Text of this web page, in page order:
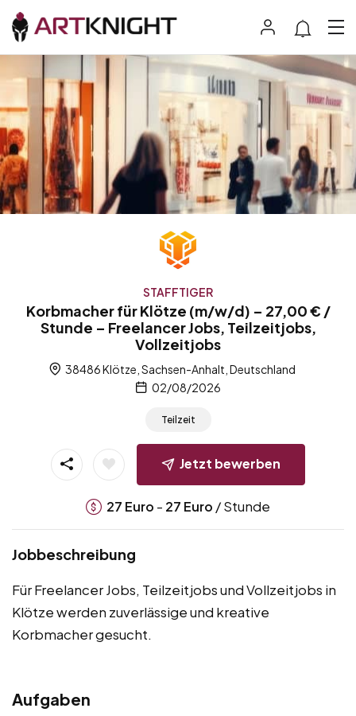
STAFFTIGER
Korbmacher für Klötze (m/w/d) – 27,00 € /
Stunde – Freelancer Jobs, Teilzeitjobs,
Vollzeitjobs
38486 Klötze, Sachsen-Anhalt, Deutschland
02/08/2026
Teilzeit
Jetzt bewerben
27 Euro - 27 Euro / Stunde
Jobbeschreibung
Für Freelancer Jobs, Teilzeitjobs und Vollzeitjobs in
Klötze werden zuverlässige und kreative
Korbmacher gesucht.
Aufgaben